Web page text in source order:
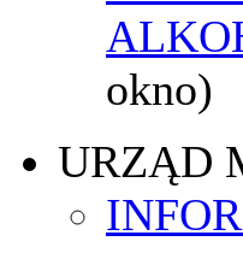
okno)
URZĄD